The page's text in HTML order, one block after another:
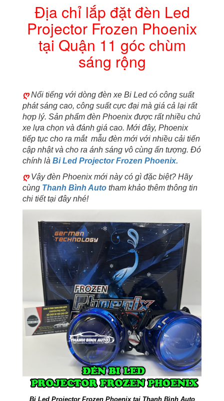
Địa chỉ lắp đặt đèn Led
Projector Frozen Phoenix
tại Quận 11 góc chùm
sáng rộng
ღNổi tiếng với dòng đèn xe Bi Led có công suất
phát sáng cao, công suất cực đại mà giá cả lại rất
hợp lý. Sản phẩm đèn Phoenix được rất nhiều chủ
xe lựa chọn và đánh giá cao. Mới đây, Phoenix
tiếp tục cho ra mắt mẫu đèn mới với nhiều cải tiến
cập nhật và cho ra ánh sáng vô cùng ấn tượng. Đó
chính là Bi Led Projector Frozen Phoenix.
ღVậy đèn Phoenix mới này có gì đặc biệt? Hãy
cùng Thanh Bình Auto tham khảo thêm thông tin
chi tiết tại đây nhé!
Bi Led Projector Frozen Phoenix tại Thanh Bình Auto